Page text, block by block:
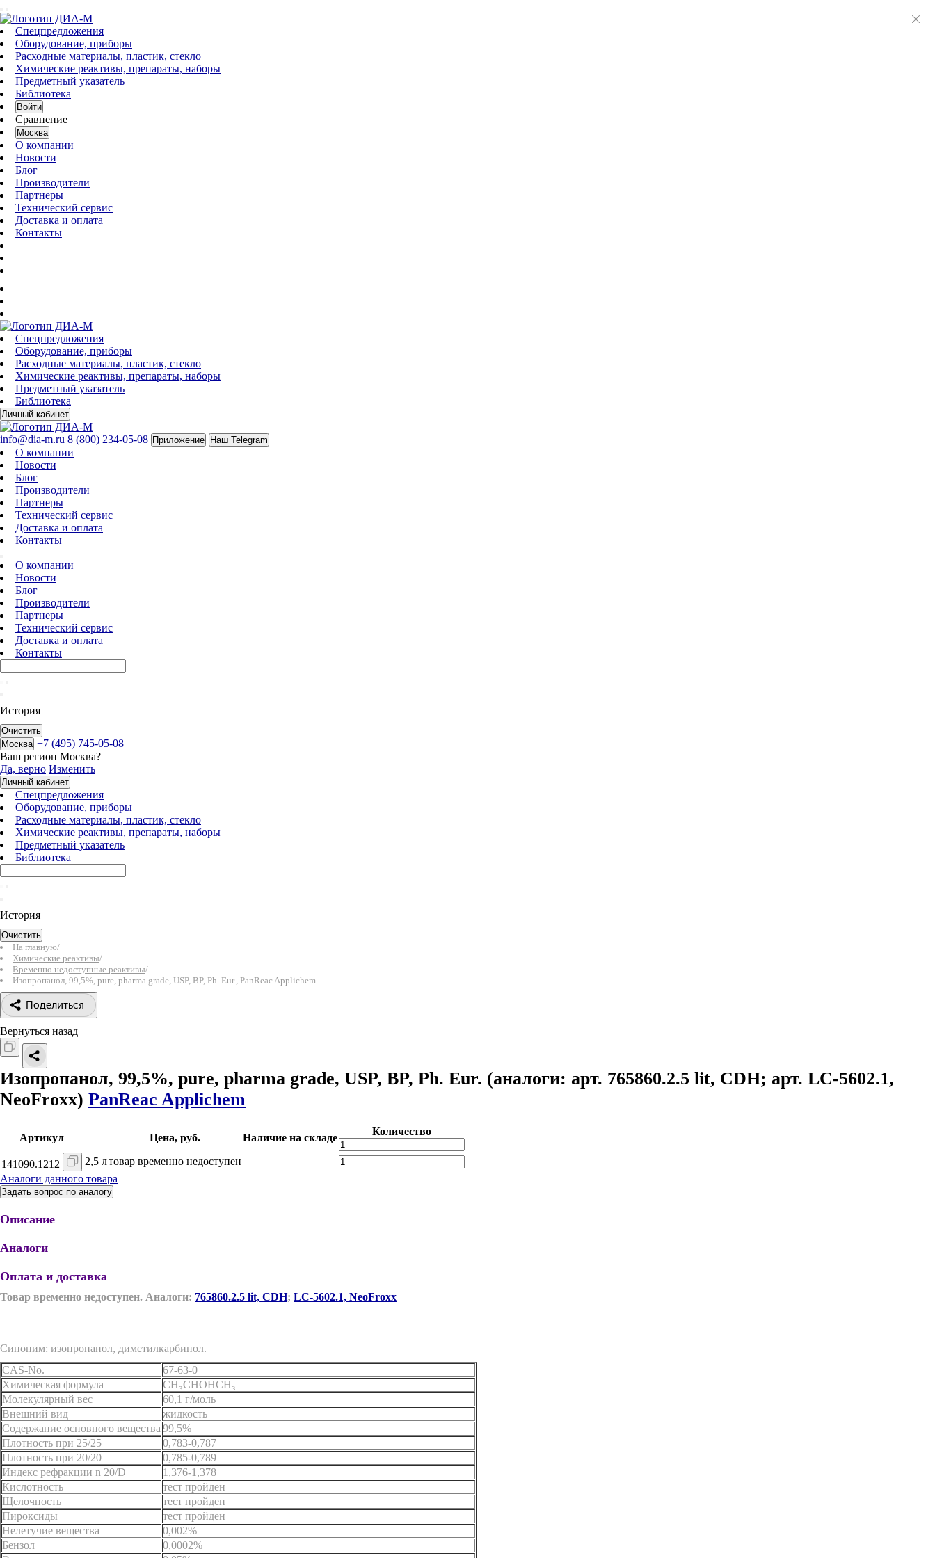
Спецпредложения
Оборудование, приборы
Расходные материалы, пластик, стекло
Химические реактивы, препараты, наборы
Предметный указатель
Библиотека
Войти
Сравнение
Москва
О компании
Новости
Блог
Производители
Партнеры
Технический сервис
Доставка и оплата
Контакты
Спецпредложения
Оборудование, приборы
Расходные материалы, пластик, стекло
Химические реактивы, препараты, наборы
Предметный указатель
Библиотека
Личный кабинет
info@dia-m.ru 8 (800) 234-05-08 Приложение Наш Telegram
О компании
Новости
Блог
Производители
Партнеры
Технический сервис
Доставка и оплата
Контакты
О компании
Новости
Блог
Производители
Партнеры
Технический сервис
Доставка и оплата
Контакты
История
Очистить
Москва +7 (495) 745-05-08
Ваш регион Москва?
Да, верно Изменить
Личный кабинет
Спецпредложения
Оборудование, приборы
Расходные материалы, пластик, стекло
Химические реактивы, препараты, наборы
Предметный указатель
Библиотека
История
Очистить
На главную/
Химические реактивы/
Временно недоступные реактивы/
Изопропанол, 99,5%, pure, pharma grade, USP, BP, Ph. Eur., PanReac Applichem
Поделиться
Вернуться назад
Изопропанол, 99,5%, pure, pharma grade, USP, BP, Ph. Eur. (аналоги: арт. 765860.2.5 lit, CDH; арт. LC-5602.1,
NeoFroxx) PanReac Applichem
Артикул Цена, руб. Наличие на складе
Количество
141090.1212 2,5 лтовар временно недоступен
Аналоги данного товара
Задать вопрос по аналогу
Описание
Аналоги
Оплата и доставка
Товар временно недоступен. Аналоги: 765860.2.5 lit, CDH; LC-5602.1, NeoFroxx
Синоним: изопропанол, диметилкарбинол.
CAS-No.
67-63-0
Химическая формула
CH₃CHOHCH₃
Молекулярный вес
60,1 г/моль
Внешний вид
жидкость
Содержание основного вещества 99,5%
Плотность при 25/25
0,783-0,787
Плотность при 20/20
0,785-0,789
Индекс рефракции n 20/D
1,376-1,378
Кислотность
тест пройден
Щелочность
тест пройден
Пироксиды
тест пройден
Нелетучие вещества
0,002%
Бензол
0,0002%